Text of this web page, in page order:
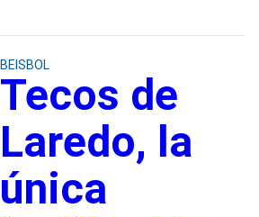
BEISBOL
Tecos de
Laredo, la
única